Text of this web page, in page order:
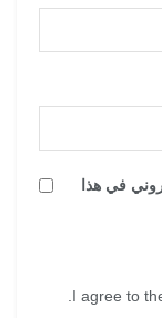
في هذا